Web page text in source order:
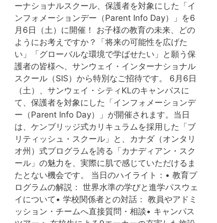
ーナショナルスクール、保護者を対象にした「イ
ンフォメーションデー（Parent Info Day）」を6
月6日（土）に開催！ お子様の教育の未来、どの
ようにお考えですか？「将来の可能性を広げた
い」「グローバルな環境で学ばせたい」と願う保
護者の皆様へ、サンウェイ・インターナショナル
スクール（SIS）から特別なご招待です。 6月6日
（土）、サンウェイ・シティKLのキャンパスに
て、保護者を対象にした「インフォメーションデ
ー（Parent Info Day）」が開催されます。当日
は、ケンブリッジ式カリキュラムを採用した「ブ
リティッシュ・スクール」と、カナダ（オンタリ
オ州）式プログラムを誇る「カナディアン・スク
ール」の魅力を、実際に肌で感じていただけるま
たとない機会です。 当日のハイライト：• 教育プ
ログラムの解説： 世界水準の学びと進学パスウェ
イについて• 学校関係者との対話： 教員やアドミ
ッション・チームへ直接質問・相談• キャンパス